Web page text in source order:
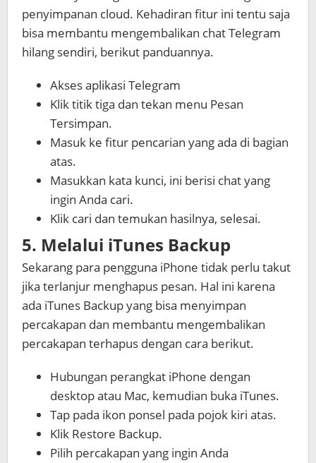
penyimpanan cloud. Kehadiran fitur ini tentu saja
bisa membantu mengembalikan chat Telegram
hilang sendiri, berikut panduannya.
Akses aplikasi Telegram
Klik titik tiga dan tekan menu Pesan
Tersimpan.
Masuk ke fitur pencarian yang ada di bagian
atas.
Masukkan kata kunci, ini berisi chat yang
ingin Anda cari.
Klik cari dan temukan hasilnya, selesai.
5. Melalui iTunes Backup
Sekarang para pengguna iPhone tidak perlu takut
jika terlanjur menghapus pesan. Hal ini karena
ada iTunes Backup yang bisa menyimpan
percakapan dan membantu mengembalikan
percakapan terhapus dengan cara berikut.
Hubungan perangkat iPhone dengan
desktop atau Mac, kemudian buka iTunes.
Tap pada ikon ponsel pada pojok kiri atas.
Klik Restore Backup.
Pilih percakapan yang ingin Anda